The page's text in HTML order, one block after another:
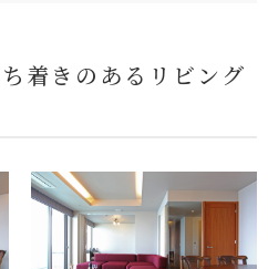
着きのあるリビング